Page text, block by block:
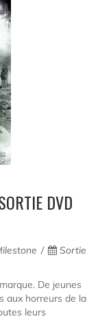
DVD
Sortie
De jeunes
aux horreurs de la
leurs